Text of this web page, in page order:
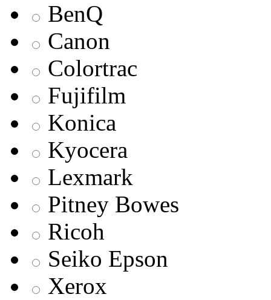
BenQ
Canon
Colortrac
Fujifilm
Konica
Kyocera
Lexmark
Pitney Bowes
Ricoh
Seiko Epson
Xerox